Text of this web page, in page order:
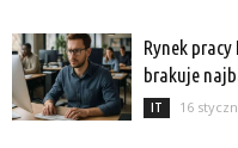
Rynek
brakuje
IT 16